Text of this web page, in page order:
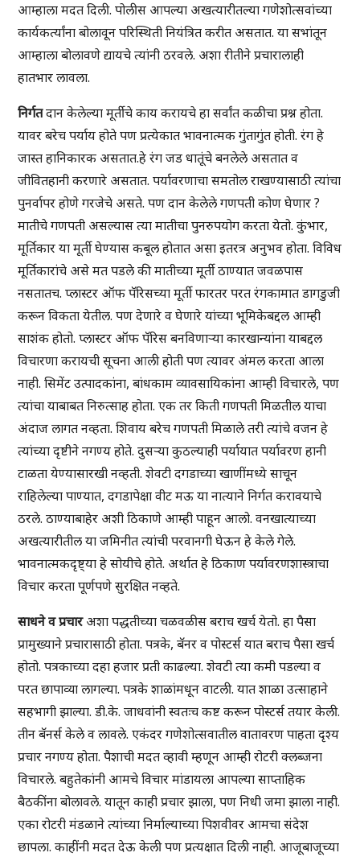
आम्हाला मदत दिली. पोलीस आपल्या अखत्यारीतल्या गणेशोत्सवांच्या
कार्यकर्त्यांना बोलावून परिस्थिती नियंत्रित करीत असतात. या सभांतून
आम्हाला बोलावणे द्यायचे त्यांनी ठरवले. अशा रीतीने प्रचारालाही
हातभार लावला.
निर्गतदान केलेल्या मूर्तीचे काय करायचे हा सर्वांत कळीचा प्रश्न होता.
यावर बरेच पर्याय होते पण प्रत्येकात भावनात्मक गुंतागुंत होती. रंग हे
जास्त हानिकारक असतात.हे रंग जड धातूंचे बनलेले असतात व
जीवितहानी करणारे असतात. पर्यावरणाचा समतोल राखण्यासाठी त्यांचा
पुनर्वापर होणे गरजेचे असते. पण दान केलेले गणपती कोण घेणार ?
मातीचे गणपती असल्यास त्या मातीचा पुनरुपयोग करता येतो. कुंभार,
मूर्तिकार या मूर्ती घेण्यास कबूल होतात असा इतरत्र अनुभव होता. विविध
मूर्तिकारांचे असे मत पडले की मातीच्या मूर्ती ठाण्यात जवळपास
नसतातच. प्लास्टर ऑफ पॅरिसच्या मूर्ती फारतर परत रंगकामात डागडुजी
करून विकता येतील. पण देणारे व घेणारे यांच्या भूमिकेबद्दल आम्ही
साशंक होतो. प्लास्टर ऑफ पॅरिस बनविणाऱ्या कारखान्यांना याबद्दल
विचारणा करायची सूचना आली होती पण त्यावर अंमल करता आला
नाही. सिमेंट उत्पादकांना, बांधकाम व्यावसायिकांना आम्ही विचारले, पण
त्यांचा याबाबत निरुत्साह होता. एक तर किती गणपती मिळतील याचा
अंदाज लागत नव्हता. शिवाय बरेच गणपती मिळाले तरी त्यांचे वजन हे
त्यांच्या दृष्टीने नगण्य होते. दुसऱ्या कुठल्याही पर्यायात पर्यावरण हानी
टाळता येण्यासारखी नव्हती. शेवटी दगडाच्या खाणींमध्ये साचून
राहिलेल्या पाण्यात, दगडापेक्षा वीट मऊ या नात्याने निर्गत करावयाचे
ठरले. ठाण्याबाहेर अशी ठिकाणे आम्ही पाहून आलो. वनखात्याच्या
अखत्यारीतील या जमिनीत त्यांची परवानगी घेऊन हे केले गेले.
भावनात्मकदृष्ट्या हे सोयीचे होते. अर्थात हे ठिकाण पर्यावरणशास्त्राचा
विचार करता पूर्णपणे सुरक्षित नव्हते.
साधने व प्रचारअशा पद्धतीच्या चळवळीस बराच खर्च येतो. हा पैसा
प्रामुख्याने प्रचारासाठी होता. पत्रके, बॅनर व पोस्टर्स यात बराच पैसा खर्च
होतो. पत्रकाच्या दहा हजार प्रती काढल्या. शेवटी त्या कमी पडल्या व
परत छापाव्या लागल्या. पत्रके शाळांमधून वाटली. यात शाळा उत्साहाने
सहभागी झाल्या. डी.के. जाधवांनी स्वतःच कष्ट करून पोस्टर्स तयार केली.
तीन बॅनर्स केले व लावले. एकंदर गणेशोत्सवातील वातावरण पाहता दृश्य
प्रचार नगण्य होता. पैशाची मदत व्हावी म्हणून आम्ही रोटरी क्लब्जना
विचारले. बहुतेकांनी आमचे विचार मांडायला आपल्या साप्ताहिक
बैठकींना बोलावले. यातून काही प्रचार झाला, पण निधी जमा झाला नाही.
एका रोटरी मंडळाने त्यांच्या निर्माल्याच्या पिशवीवर आमचा संदेश
छापला. काहींनी मदत देऊ केली पण प्रत्यक्षात दिली नाही. आजूबाजूच्या